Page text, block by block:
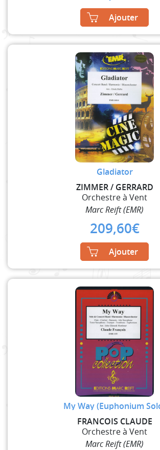
Ajouter
Gladiator
ZIMMER / GERRARD
Orchestre à Vent
Marc Reift (EMR)
209,60€
Ajouter
My Way (Euphonium
FRANCOIS CLAUDE
Orchestre à Vent
Marc Reift (EMR)